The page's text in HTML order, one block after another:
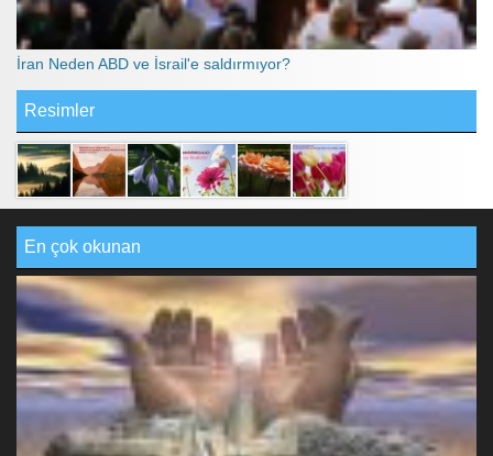
İran Neden ABD ve İsrail'e saldırmıyor?
Resimler
En çok okunan